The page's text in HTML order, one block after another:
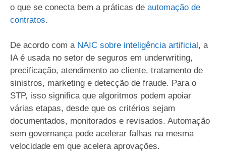
o que se conecta bem a práticas de automação de
contratos.
De acordo com a NAIC sobre inteligência artificial, a
IA é usada no setor de seguros em underwriting,
precificação, atendimento ao cliente, tratamento de
sinistros, marketing e detecção de fraude. Para o
STP, isso significa que algoritmos podem apoiar
várias etapas, desde que os critérios sejam
documentados, monitorados e revisados. Automação
sem governança pode acelerar falhas na mesma
velocidade em que acelera aprovações.